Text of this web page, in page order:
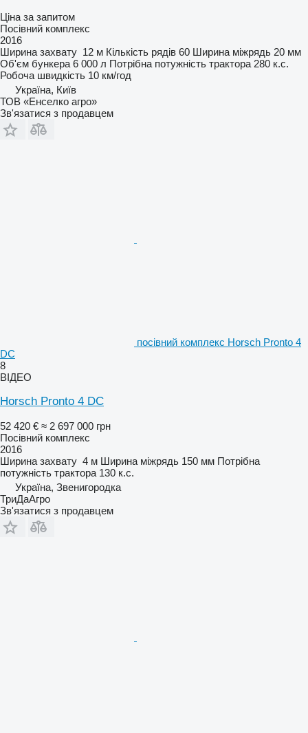
Ціна за запитом
Посівний комплекс
2016
Ширина захвату 12 м Кількість рядів 60 Ширина міжрядь 20 мм
Об'єм бункера 6 000 л Потрібна потужність трактора 280 к.с.
Робоча швидкість 10 км/год
Україна, Київ
ТОВ «Енселко агро»
Зв'язатися з продавцем
посівний комплекс Horsch Pronto 4
DC
8
ВІДЕО
Horsch Pronto 4 DC
52 420 € ≈ 2 697 000 грн
Посівний комплекс
2016
Ширина захвату 4 м Ширина міжрядь 150 мм Потрібна
потужність трактора 130 к.с.
Україна, Звенигородка
ТриДаАгро
Зв'язатися з продавцем